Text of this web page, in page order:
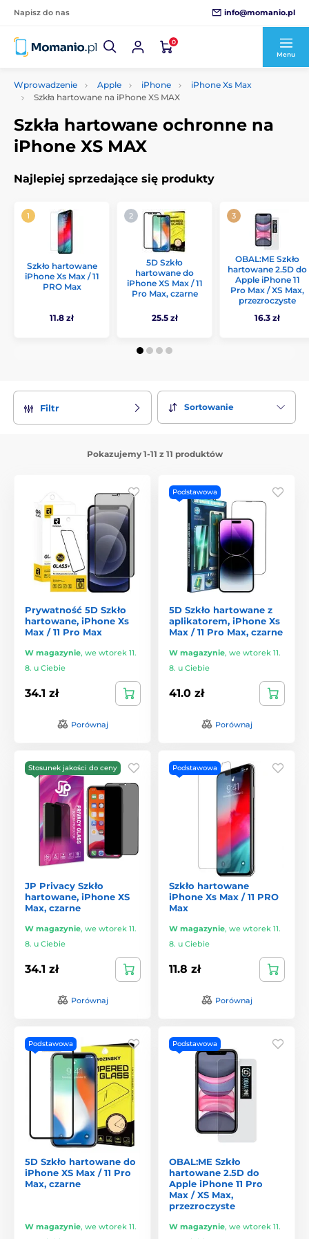
Napisz do nas info@momanio.pl
0
Menu
Wprowadzenie Apple iPhone
iPhone Xs Max
Szkła hartowane na iPhone XS MAX
Szkła hartowane ochronne na
iPhone XS MAX
Najlepiej sprzedające się produkty
Szkło hartowane
iPhone Xs Max / 11
PRO Max
11.8 zł
5D Szkło
hartowane do
iPhone XS Max / 11
Pro Max, czarne
25.5 zł
OBAL:ME Szkło
hartowane 2.5D do
Apple iPhone 11
Pro Max / XS Max,
przezroczyste
16.3 zł
Filtr Sortowanie
Pokazujemy 1-11 z 11 produktów
Prywatność 5D Szkło
hartowane, iPhone Xs
Max / 11 Pro Max
W magazynie, we wtorek 11.
8. u Ciebie
34.1 zł
Porównaj
Podstawowa
5D Szkło hartowane z
aplikatorem, iPhone Xs
Max / 11 Pro Max, czarne
W magazynie, we wtorek 11.
8. u Ciebie
41.0 zł
Porównaj
Stosunek jakości do ceny
JP Privacy Szkło
hartowane, iPhone XS
Max, czarne
W magazynie, we wtorek 11.
8. u Ciebie
34.1 zł
Porównaj
Podstawowa
Szkło hartowane
iPhone Xs Max / 11 PRO
Max
W magazynie, we wtorek 11.
8. u Ciebie
11.8 zł
Porównaj
Podstawowa
5D Szkło hartowane do
iPhone XS Max / 11 Pro
Max, czarne
W magazynie, we wtorek 11.
Podstawowa
OBAL:ME Szkło
hartowane 2.5D do
Apple iPhone 11 Pro
Max / XS Max,
przezroczyste
W magazynie, we wtorek 11.